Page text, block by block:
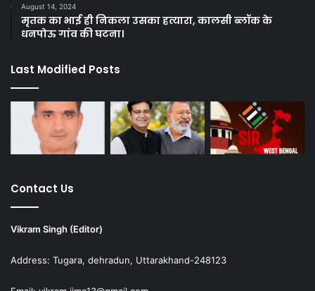
August 14, 2024
मृतक का भाई ही निकला उसका हत्यारा, कालसी ब्लॉक के
धनपोऊ गांव की घटना।
Last Modified Posts
Contact Us
Vikram Singh (Editor)
Address: Tugara, dehradun, Uttarakhand-248123